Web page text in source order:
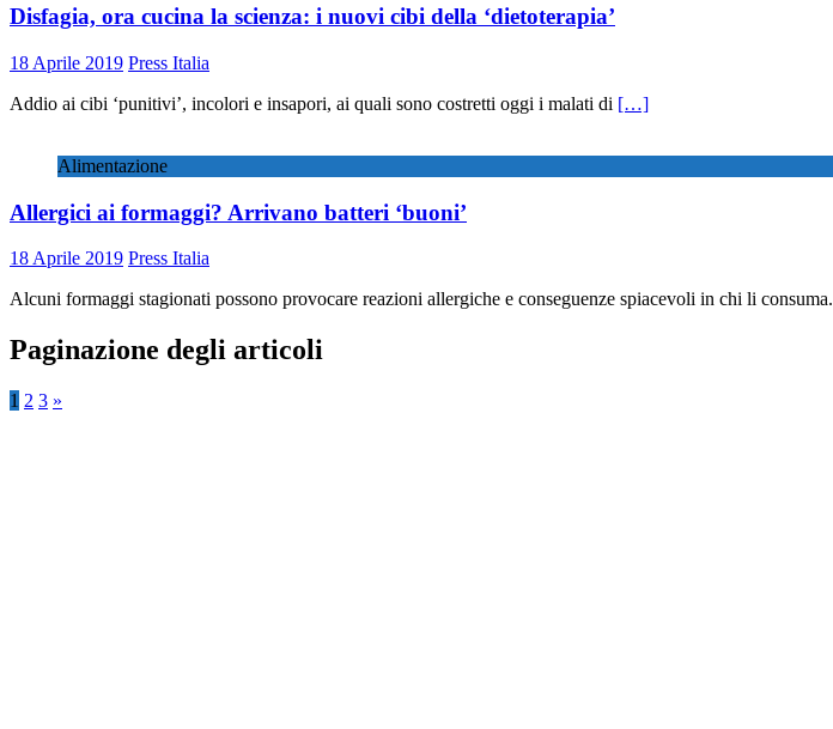
Disfagia, ora cucina la scienza: i nuovi cibi della ‘dietoterapia’
18 Aprile 2019 Press Italia
Addio ai cibi ‘punitivi’, incolori e insapori, ai quali sono costretti oggi i malati di […]
Alimentazione
Allergici ai formaggi? Arrivano batteri ‘buoni’
18 Aprile 2019 Press Italia
Alcuni formaggi stagionati possono provocare reazioni allergiche e conseguenze spiacevoli in chi li consuma.
Paginazione degli articoli
1 2 3 »